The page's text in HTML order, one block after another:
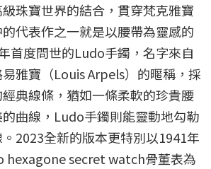
珠寶世界的結合，貫穿梵克雅寶
代表作之一就是以腰帶為靈感的
首度問世的Ludo手鐲，名字來自
雅寶（Louis Arpels）的暱稱，採
典線條，猶如一條柔軟的珍貴腰
曲線，Ludo手鐲則能靈動地勾勒
2023全新的版本更特別以1941年
hexagone secret watch骨董表為